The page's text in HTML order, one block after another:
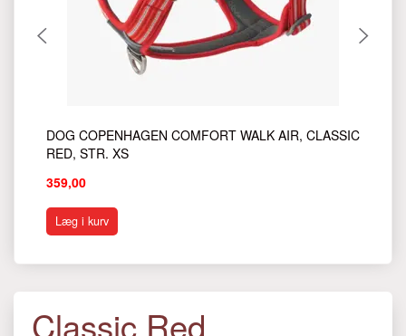
DOG COPENHAGEN COMFORT WALK AIR, CLASSIC
RED, STR. XS
359,00
Læg i kurv
Classic Red